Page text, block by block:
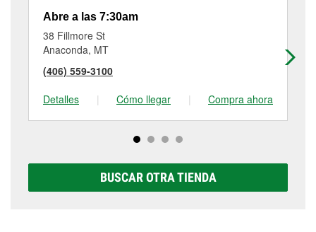
Abre a las 7:30am
38 Fillmore St
Anaconda, MT
(406) 559-3100
Detalles
| Cómo llegar | Compra ahora
BUSCAR OTRA TIENDA